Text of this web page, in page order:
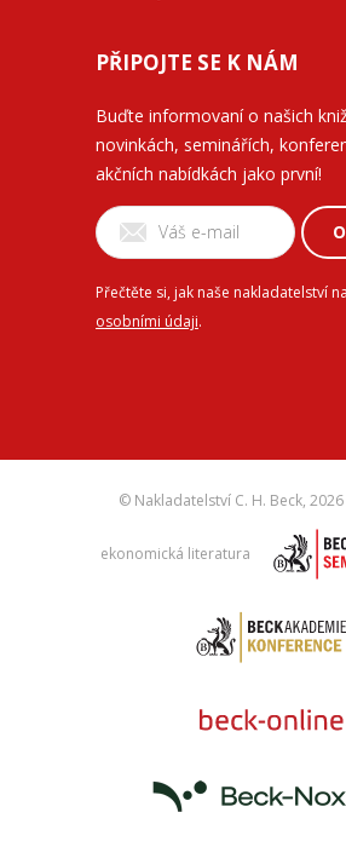
PŘIPOJTE SE K NÁM
Buďte informovaní o našich
novinkách, seminářích,
akčních nabídkách jako první!
Přečtěte si, jak naše nakladatelství
osobními údaji.
© Nakladatelství C. H. Beck,
ekonomická literatura